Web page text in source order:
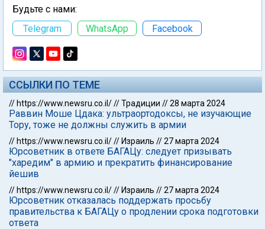
Будьте с нами:
Telegram
WhatsApp Facebook
ССЫЛКИ ПО ТЕМЕ
// https://www.newsru.co.il///Традиции //28 марта 2024
Раввин Моше Цдака: ультраортодоксы, не изучающие
Тору, тоже не должны служить в армии
// https://www.newsru.co.il/// Израиль //27 марта 2024
Юрсоветник в ответе БАГАЦу: следует призывать
"харедим" в армию и прекратить финансирование
йешив
// https://www.newsru.co.il/// Израиль //27 марта 2024
Юрсоветник отказалась поддержать просьбу
правительства к БАГАЦу о продлении срока подготовки
ответа